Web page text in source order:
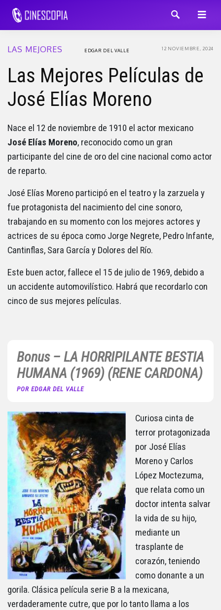
LAS MEJORES 12 NOVIEMBRE, 2024
EDGAR DEL VALLE
Las Mejores Películas de
José Elías Moreno
Nace el 12 de noviembre de 1910 el actor mexicano
José Elías Moreno, reconocido como un gran
participante del cine de oro del cine nacional como actor
de reparto.
José Elías Moreno participó en el teatro y la zarzuela y
fue protagonista del nacimiento del cine sonoro,
trabajando en su momento con los mejores actores y
actrices de su época como Jorge Negrete, Pedro Infante,
Cantinflas, Sara García y Dolores del Río.
Este buen actor, fallece el 15 de julio de 1969, debido a
un accidente automovilístico. Habrá que recordarlo con
cinco de sus mejores películas.
Bonus – LA HORRIPILANTE BESTIA
HUMANA (1969) (RENE CARDONA)
POR EDGAR DEL VALLE
Curiosa cinta de
terror protagonizada
por José Elías
Moreno y Carlos
López Moctezuma,
que relata como un
doctor intenta salvar
la vida de su hijo,
mediante un
trasplante de
corazón, teniendo
como donante a un
gorila. Clásica película serie B a la mexicana,
verdaderamente cutre, que por lo tanto llama a los